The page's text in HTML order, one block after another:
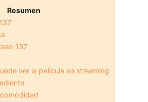
Resumen
137'
ver la película en streaming